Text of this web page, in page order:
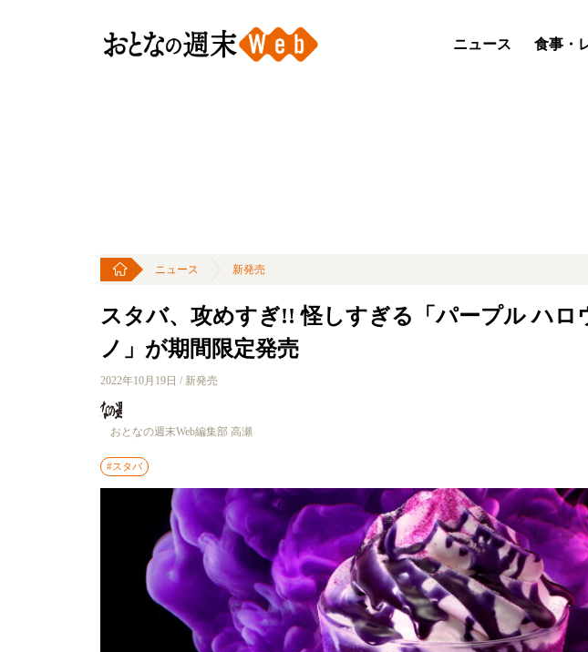
ニュース 食事・
ニュース 新発売
スタバ、攻めすぎ!! 怪しすぎる「パープル ハロ
ノ」が期間限定発売
2022年10月19日 / 新発売
おとなの週末Web編集部 高瀬
#スタバ